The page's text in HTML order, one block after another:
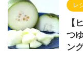
レ
【
つ
ン